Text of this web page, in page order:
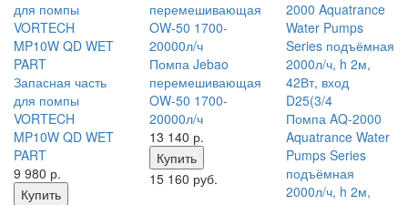
Запасная часть
для помпы
VORTECH
MP10W QD WET
PART
9 980 р.
Купить
Помпа Jebao
перемешивающая
OW-50 1700-
20000л/ч
13 140 р.
Купить
15 160 руб.
Помпа AQ-2000
Aquatrance Water
Pumps Series
подъёмная
2000л/ч, h 2м,